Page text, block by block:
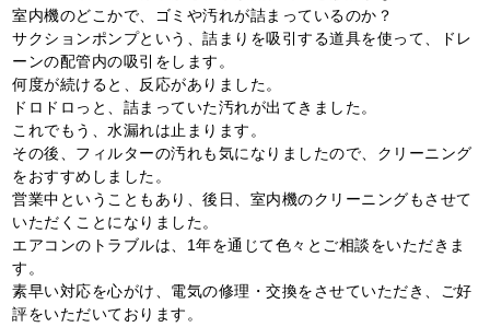
室内機のどこかで、ゴミや汚れが詰まっているのか？
サクションポンプという、詰まりを吸引する道具を使って、ドレ
ーンの配管内の吸引をします。
何度が続けると、反応がありました。
ドロドロっと、詰まっていた汚れが出てきました。
これでもう、水漏れは止まります。
その後、フィルターの汚れも気になりましたので、クリーニング
をおすすめしました。
営業中ということもあり、後日、室内機のクリーニングもさせて
いただくことになりました。
エアコンのトラブルは、1年を通じて色々とご相談をいただきま
す。
素早い対応を心がけ、電気の修理・交換をさせていただき、ご好
評をいただいております。